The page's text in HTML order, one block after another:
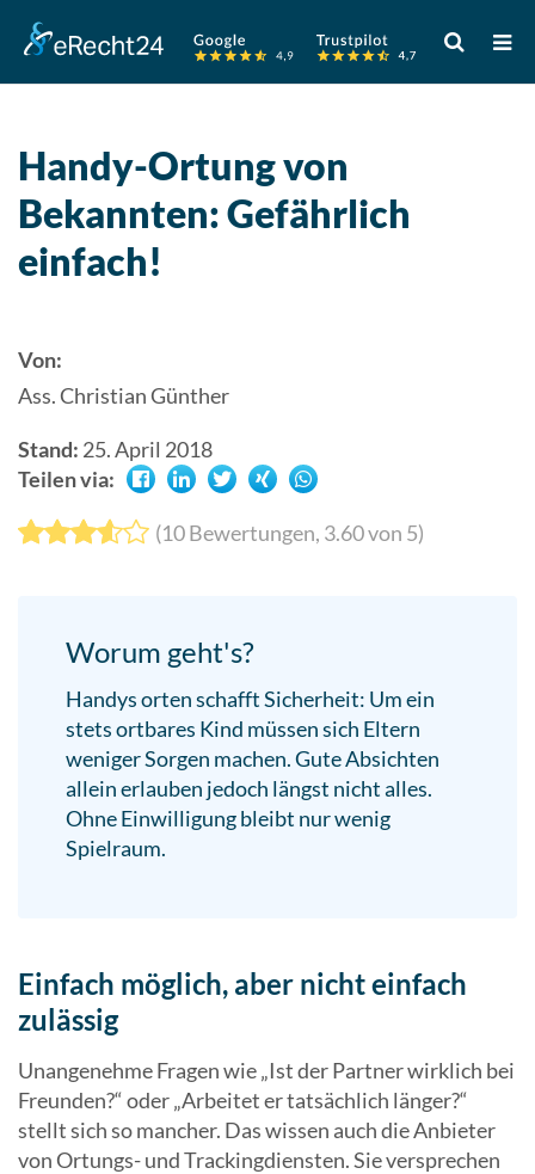
Verwende
die
Pfeile
Touch-
und
Handy-Ortung von
Bekannten: Gefährlich
einfach!
Von:
Ass. Christian Günther
Stand: 25. April 2018
Teilen via:
(10Bewertungen, 3.60von 5)
Worum geht's?
Handys orten schafft Sicherheit: Um ein
stets ortbares Kind müssen sich Eltern
weniger Sorgen machen. Gute Absichten
allein erlauben jedoch längst nicht alles.
Ohne Einwilligung bleibt nur wenig
Spielraum.
Einfach möglich, aber nicht einfach
zulässig
Unangenehme Fragen wie „Ist der Partner wirklich bei
Freunden?“ oder „Arbeitet er tatsächlich länger?“
stellt sich so mancher. Das wissen auch die Anbieter
von Ortungs- und Trackingdiensten. Sie versprechen